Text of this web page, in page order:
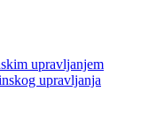
upravljanjem
upravljanja